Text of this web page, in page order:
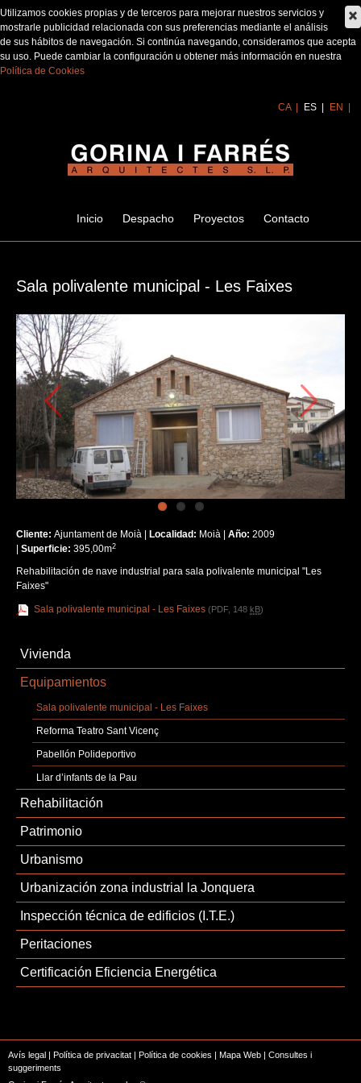
Utilizamos cookies propias y de terceros para mejorar nuestros servicios y
mostrarle publicidad relacionada con sus preferencias mediante el análisis
de sus hábitos de navegación. Si continúa navegando, consideramos que acepta
su uso. Puede cambiar la configuración u obtener más información en nuestra
Política de Cookies
CA ES EN
Inicio Despacho Proyectos Contacto
Vivienda
Equipamientos
Sala polivalente municipal - Les Faixes
Reforma Teatro Sant Vicenç
Pabellón Polideportivo
Llar d’infants de la Pau
Rehabilitación
Patrimonio
Urbanismo
Urbanización zona industrial la Jonquera
Inspección técnica de edificios (I.T.E.)
Peritaciones
Certificación Eficiencia Energética
Sala polivalente municipal - Les Faixes
Cliente: Ajuntament de Moià | Localidad: Moià | Año: 2009
Superficie: 395,00m2
Rehabilitación de nave industrial para sala polivalente municipal "Les
Faixes"
Sala polivalente municipal - Les Faixes (PDF, 148 kB)
Avís legal | Política de privacitat | Política de cookies | Mapa Web | Consultes i
suggeriments